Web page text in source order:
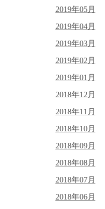
2019年05月
2019年04月
2019年03月
2019年02月
2019年01月
2018年12月
2018年11月
2018年10月
2018年09月
2018年08月
2018年07月
2018年06月